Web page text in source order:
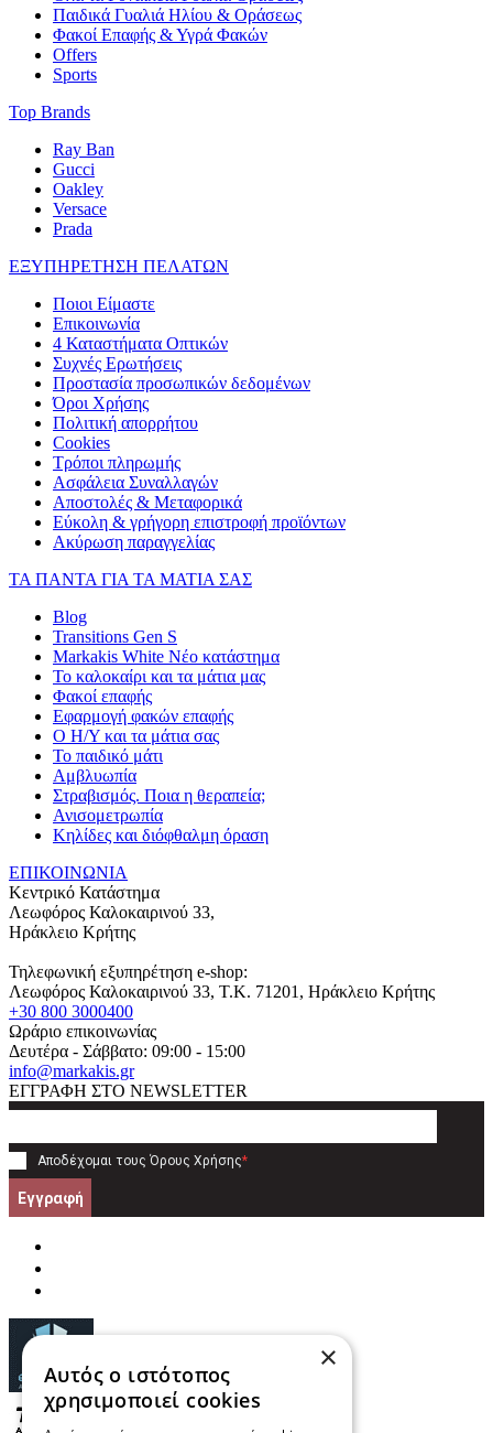
Παιδικά Γυαλιά Ηλίου & Οράσεως
Φακοί Επαφής & Υγρά Φακών
Offers
Sports
Top Brands
Ray Ban
Gucci
Oakley
Versace
Prada
ΕΞΥΠΗΡΕΤΗΣΗ ΠΕΛΑΤΩΝ
Ποιοι Είμαστε
Επικοινωνία
4 Καταστήματα Οπτικών
Συχνές Ερωτήσεις
Προστασία προσωπικών δεδομένων
Όροι Χρήσης
Πολιτική απορρήτου
Cookies
Τρόποι πληρωμής
Ασφάλεια Συναλλαγών
Αποστολές & Μεταφορικά
Εύκολη & γρήγορη επιστροφή προϊόντων
Ακύρωση παραγγελίας
ΤΑ ΠΑΝΤΑ ΓΙΑ ΤΑ ΜΑΤΙΑ ΣΑΣ
Blog
Transitions Gen S
Markakis White Νέο κατάστημα
Το καλοκαίρι και τα μάτια μας
Φακοί επαφής
Εφαρμογή φακών επαφής
Ο Η/Υ και τα μάτια σας
Το παιδικό μάτι
Αμβλυωπία
Στραβισμός. Ποια η θεραπεία;
Ανισομετρωπία
Κηλίδες και διόφθαλμη όραση
ΕΠΙΚΟΙΝΩΝΙΑ
Κεντρικό Κατάστημα
Λεωφόρος Καλοκαιρινού 33,
Ηράκλειο Κρήτης
Τηλεφωνική εξυπηρέτηση e-shop:
Λεωφόρος Καλοκαιρινού 33, T.K. 71201, Ηράκλειο Κρήτης
+30 800 3000400
Ωράριο επικοινωνίας
Δευτέρα - Σάββατο: 09:00 - 15:00
info@markakis.gr
ΕΓΓΡΑΦΗ ΣΤΟ NEWSLETTER
Αποδέχομαι τους Όρους Χρήσης*
Εγγραφή
×
Αυτός ο ιστότοπος
χρησιμοποιεί cookies